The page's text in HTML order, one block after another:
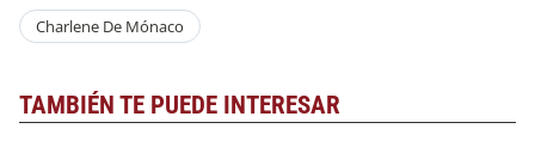
Charlene De Mónaco
TAMBIÉN TE PUEDE INTERESAR